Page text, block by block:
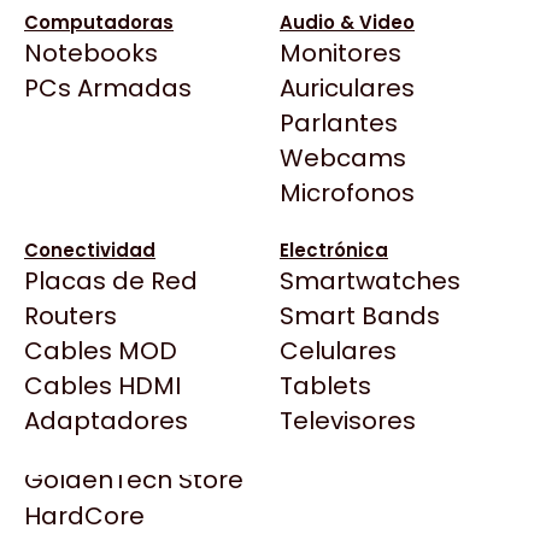
Computadoras
Notebooks
PCs Armadas
Audio & Video
Monitores
Auriculares
Parlantes
Webcams
Microfonos
Conectividad
Placas de Red
Routers
Cables MOD
Cables HDMI
Adaptadores
Electrónica
Smartwatches
Smart Bands
Celulares
Tablets
Televisores
BenQ
CX
Cooler Master
Deepcool
Dell
EVGA
Gamemax
Genesis
Genius
HP
Todas las Tiendas
Click Gaming
Compufan Store
Dinobyte
Full H4rd
Gaming City
Gezatek
GoldenTech Store
HardCore
$294.772
Ver producto en la página de Gaming Point